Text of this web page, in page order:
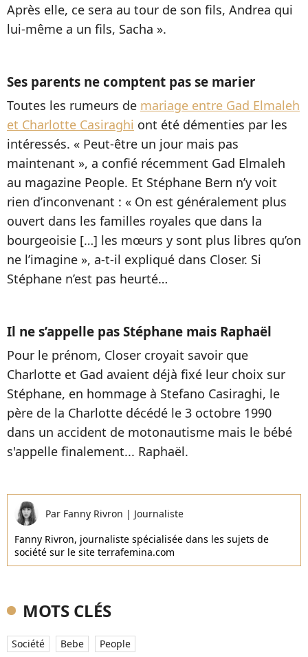
Après elle, ce sera au tour de son fils, Andrea qui
lui-même a un fils, Sacha ».
Ses parents ne comptent pas se marier
Toutes les rumeurs de mariage entre Gad Elmaleh
et Charlotte Casiraghi ont été démenties par les
intéressés. « Peut-être un jour mais pas
maintenant », a confié récemment Gad Elmaleh
au magazine People. Et Stéphane Bern n’y voit
rien d’inconvenant : « On est généralement plus
ouvert dans les familles royales que dans la
bourgeoisie […] les mœurs y sont plus libres qu’on
ne l’imagine », a-t-il expliqué dans Closer. Si
Stéphane n’est pas heurté…
Il ne s’appelle pas Stéphane mais Raphaël
Pour le prénom, Closer croyait savoir que
Charlotte et Gad avaient déjà fixé leur choix sur
Stéphane, en hommage à Stefano Casiraghi, le
père de la Charlotte décédé le 3 octobre 1990
dans un accident de motonautisme mais le bébé
s'appelle finalement... Raphaël.
Par Fanny Rivron | Journaliste
Fanny Rivron, journaliste spécialisée dans les sujets de
société sur le site terrafemina.com
MOTS CLÉS
Société Bebe People